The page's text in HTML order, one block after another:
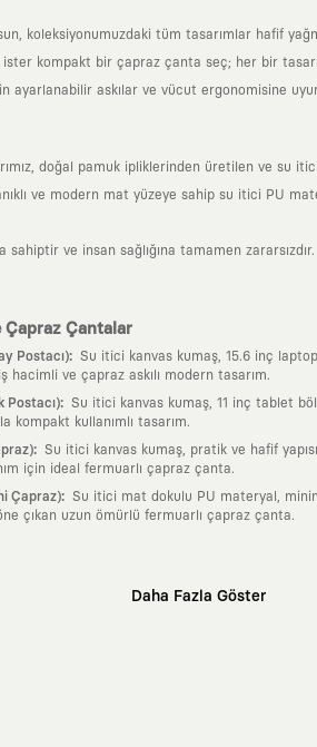
koleksiyonumuzdaki tüm tasarımlar hafif
kompakt bir çapraz çanta seç; her bir
ayarlanabilir askılar ve vücut ergonomisine
doğal pamuk ipliklerinden üretilen ve su
ve modern mat yüzeye sahip su itici PU
ve insan sağlığına tamamen zararsızdır.
Çapraz Çantalar
Postacı): Su itici kanvas kumaş, 15.6 inç laptop
hacimli ve çapraz askılı modern tasarım.
Postacı): Su itici kanvas kumaş, 11 inç tablet
kompakt kullanımlı tasarım.
: Su itici kanvas kumaş, pratik ve hafif
için ideal fermuarlı çapraz çanta.
Çapraz): Su itici mat dokulu PU materyal,
çıkan uzun ömürlü fermuarlı çapraz çanta.
Daha Fazla Göster